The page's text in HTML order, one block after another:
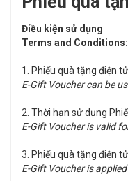
Điều kiện sử dụng
​Terms and Conditions:
1. Phiếu quà tặng điện
E-Gift Voucher can be
2. Thời hạn sử dụng
E-Gift Voucher is valid
3. Phiếu quà tặng điện
E-Gift Voucher is